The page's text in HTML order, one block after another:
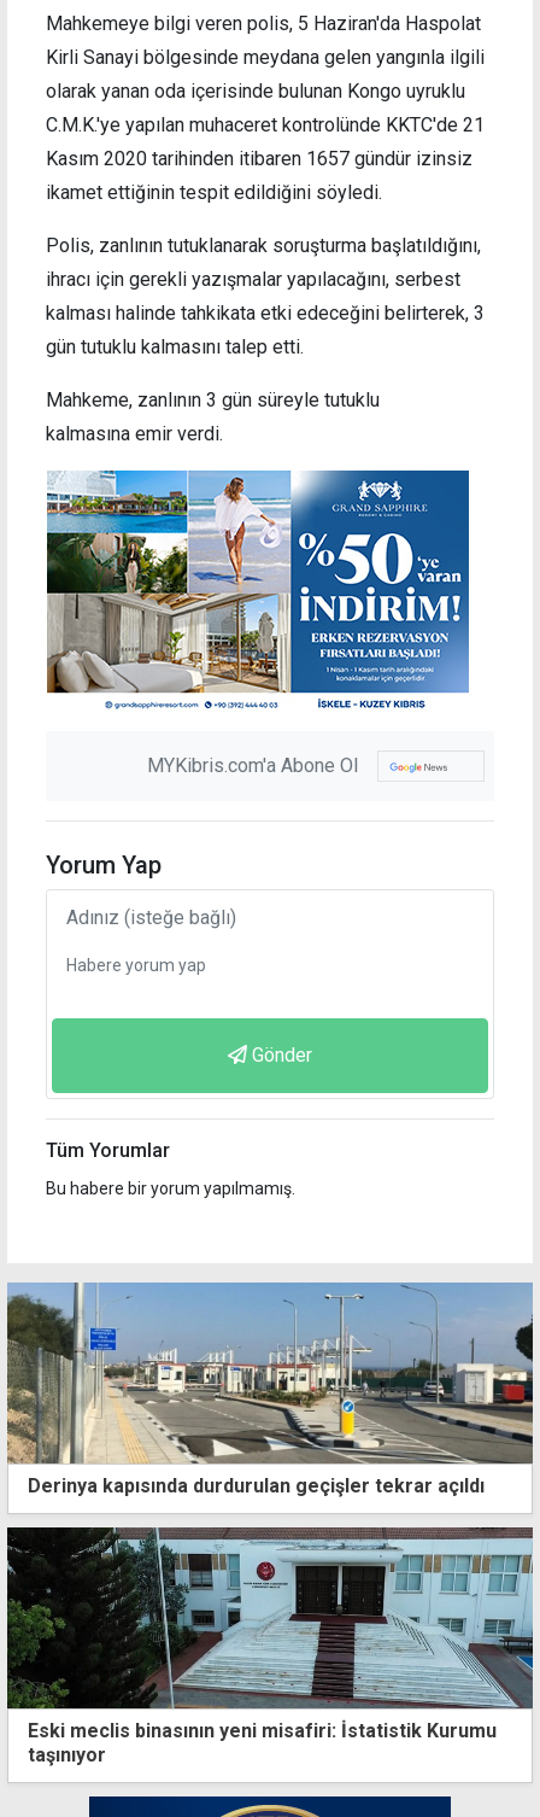
Mahkemeye bilgi veren polis, 5 Haziran'da Haspolat
Kirli Sanayi bölgesinde meydana gelen yangınla ilgili
olarak yanan oda içerisinde bulunan Kongo uyruklu
C.M.K.'ye yapılan muhaceret kontrolünde KKTC'de 21
Kasım 2020 tarihinden itibaren 1657 gündür izinsiz
ikamet ettiğinin tespit edildiğini söyledi.
Polis, zanlının tutuklanarak soruşturma başlatıldığını,
ihracı için gerekli yazışmalar yapılacağını, serbest
kalması halinde tahkikata etki edeceğini belirterek, 3
gün tutuklu kalmasını talep etti.
Mahkeme, zanlının 3 gün süreyle tutuklu
kalmasına emir verdi.
MYKibris.com'a Abone Ol
Yorum Yap
Gönder
Tüm Yorumlar
Bu habere bir yorum yapılmamış.
Derinya kapısında durdurulan geçişler tekrar açıldı
Eski meclis binasının yeni misafiri: İstatistik Kurumu
taşınıyor